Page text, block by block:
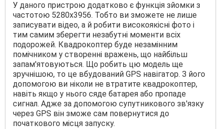
У даного пристрою додатково є функція зйомки з
частотою 5280x3956. Тобто ви зможете не лише
записувати відео, а й робити високоякісні фото і
тим самим зберегти незабутні моменти всіх
подорожей. Квадрокоптер буде незамінним
помічником у створенні вражень, що найбільш
запам'ятовуються. Що робить цю модель ще
зручнішою, то це вбудований GPS навігатор. З його
допомогою ви ніколи не втратите квадрокоптер,
навіть якщо у нього сяде батарея або пропаде
сигнал. Адже за допомогою супутникового зв'язку
через GPS він зможе сам повернутися до
початкового місця запуску.